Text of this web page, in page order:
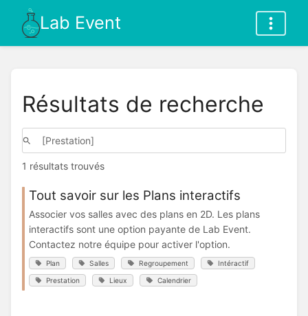
Lab Event
Résultats de recherche
1 résultats trouvés
Tout savoir sur les Plans interactifs
Associer vos salles avec des plans en 2D. Les plans
interactifs sont une option payante de Lab Event.
Contactez notre équipe pour activer l'option.
Plan Salles Regroupement Intéractif
Prestation Lieux Calendrier